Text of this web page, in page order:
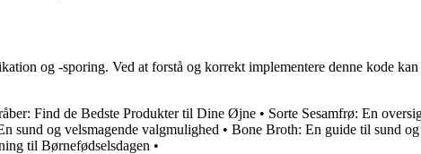
og -sporing. Ved at forstå og korrekt implementere denne kode
Find de Bedste Produkter til Dine Øjne • Sorte Sesamfrø: En
sund og velsmagende valgmulighed • Bone Broth: En guide til sund
til Børnefødselsdagen •